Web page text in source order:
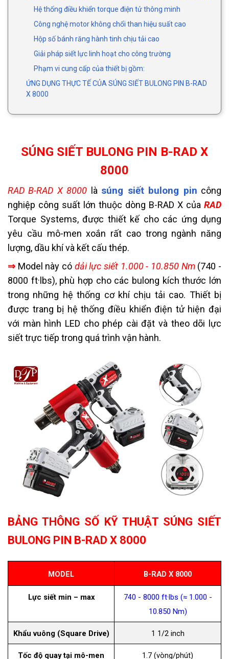
Hệ thống điều khiển torque điện tử thông minh
Công nghệ motor không chổi than hiệu suất cao
Hộp số bánh răng hành tinh chịu tải cao
Giải pháp siết lực linh hoạt cho công trường
Phạm vi cung cấp của thiết bị gồm:
ỨNG DỤNG THỰC TẾ CỦA SÚNG SIẾT BULONG PIN B-RAD
X 8000
SÚNG SIẾT BULONG PIN B-RAD X
8000
RAD B-RAD X 8000 là súng siết bulong pin công
nghiệp công suất lớn thuộc dòng B-RAD X của RAD
Torque Systems, được thiết kế cho các ứng dụng
yêu cầu mô-men xoắn rất cao trong ngành năng
lượng, dầu khí và kết cấu thép.
⇒ Model này có dải lực siết 1.000 - 10.850 Nm(740 -
8000 ft·lbs), phù hợp cho các bulong kích thước lớn
trong những hệ thống cơ khí chịu tải cao. Thiết bị
được trang bị hệ thống điều khiển điện tử hiện đại
với màn hình LED cho phép cài đặt và theo dõi lực
siết trực tiếp trong quá trình vận hành.
BẢNG THÔNG SỐ KỸ THUẬT SÚNG SIẾT
BULONG PIN B-RAD X 8000
MODEL B-RAD X 8000
Lực siết min – max
740 - 8000 ft·lbs (≈ 1.000 -
10.850 Nm)
Khẩu vuông (Square Drive) 1 1/2 inch
Tốc độ quay tại mô-men 1.7 (vòng/phút)